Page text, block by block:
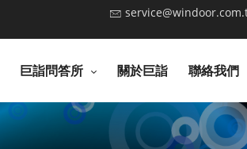
巨詣問答所 關於巨詣 聯絡我們